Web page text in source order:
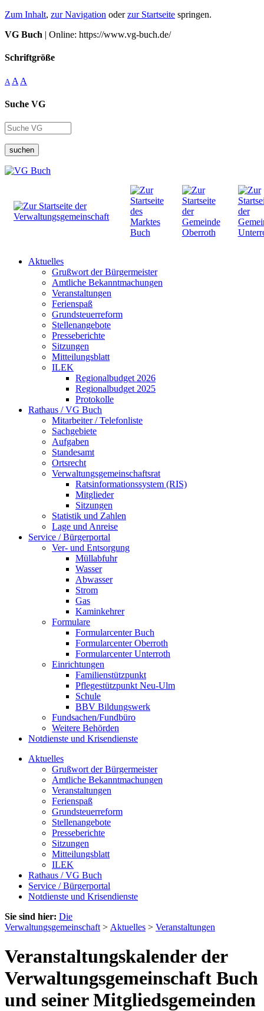
Zum Inhalt, zur Navigation oderzur Startseite springen.
VG Buch | Online: https://www.vg-buch.de/
Schriftgröße
A A A
Suche VG
suchen
Aktuelles
Grußwort der Bürgermeister
Amtliche Bekanntmachungen
Veranstaltungen
Ferienspaß
Grundsteuerreform
Stellenangebote
Presseberichte
Sitzungen
Mitteilungsblatt
ILEK
Regionalbudget 2026
Regionalbudget 2025
Protokolle
Rathaus / VG Buch
Mitarbeiter / Telefonliste
Sachgebiete
Aufgaben
Standesamt
Ortsrecht
Verwaltungsgemeinschaftsrat
Ratsinformationssystem (RIS)
Mitglieder
Sitzungen
Statistik und Zahlen
Lage und Anreise
Service / Bürgerportal
Ver- und Entsorgung
Müllabfuhr
Wasser
Abwasser
Strom
Gas
Kaminkehrer
Formulare
Formularcenter Buch
Formularcenter Oberroth
Formularcenter Unterroth
Einrichtungen
Familienstützpunkt
Pflegestützpunkt Neu-Ulm
Schule
BBV Bildungswerk
Fundsachen/Fundbüro
Weitere Behörden
Notdienste und Krisendienste
Aktuelles
Grußwort der Bürgermeister
Amtliche Bekanntmachungen
Veranstaltungen
Ferienspaß
Grundsteuerreform
Stellenangebote
Presseberichte
Sitzungen
Mitteilungsblatt
ILEK
Rathaus / VG Buch
Service / Bürgerportal
Notdienste und Krisendienste
Sie sind hier: Die
Verwaltungsgemeinschaft > Aktuelles > Veranstaltungen
Veranstaltungskalender der
Verwaltungsgemeinschaft Buch
und seiner Mitgliedsgemeinden